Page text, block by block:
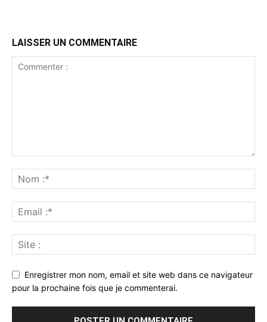
LAISSER UN COMMENTAIRE
Enregistrer mon nom, email et site web dans ce navigateur
pour la prochaine fois que je commenterai.